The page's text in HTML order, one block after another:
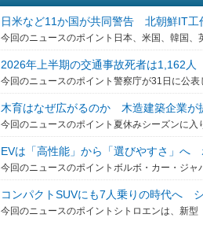
日米など11か国が共同警告 北朝鮮IT工
今回のニュースのポイント日本、米国、韓国
2026年上半期の交通事故死者は1,162
今回のニュースのポイント警察庁が31日に公
木育はなぜ広がるのか 木造建築企業が
今回のニュースのポイント夏休みシーズンに
EVは「高性能」から「選びやすさ」へ
今回のニュースのポイントボルボ・カー・ジ
コンパクトSUVにも7人乗りの時代へ
今回のニュースのポイントシトロエンは、新